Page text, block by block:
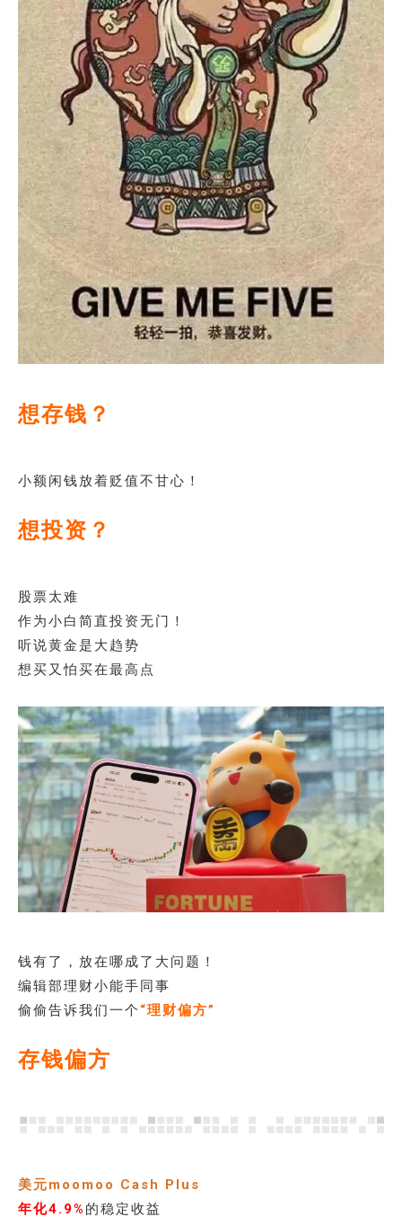
想存钱？
小额闲钱放着贬值不甘心！
想投资？
股票太难
作为小白简直投资无门！
听说黄金是大趋势
想买又怕买在最高点
钱有了，放在哪成了大问题！
编辑部理财小能手同事
偷偷告诉我们一个 “理财偏方”
存钱偏方
美元moomoo Cash Plus
年化4.9% 的稳定收益